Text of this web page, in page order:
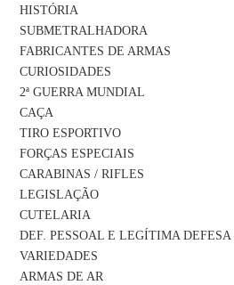
HISTÓRIA
SUBMETRALHADORA
FABRICANTES DE ARMAS
CURIOSIDADES
2ª GUERRA MUNDIAL
CAÇA
TIRO ESPORTIVO
FORÇAS ESPECIAIS
CARABINAS / RIFLES
LEGISLAÇÃO
CUTELARIA
DEF. PESSOAL E LEGÍTIMA DEFESA
VARIEDADES
ARMAS DE AR